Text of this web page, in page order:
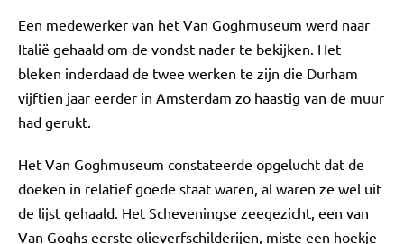
Een medewerker van het Van Goghmuseum werd naar
Italië gehaald om de vondst nader te bekijken. Het
bleken inderdaad de twee werken te zijn die Durham
vijftien jaar eerder in Amsterdam zo haastig van de muur
had gerukt.
Het Van Goghmuseum constateerde opgelucht dat de
doeken in relatief goede staat waren, al waren ze wel uit
de lijst gehaald. Het Scheveningse zeegezicht, een van
Van Goghs eerste olieverfschilderijen, miste een hoekje